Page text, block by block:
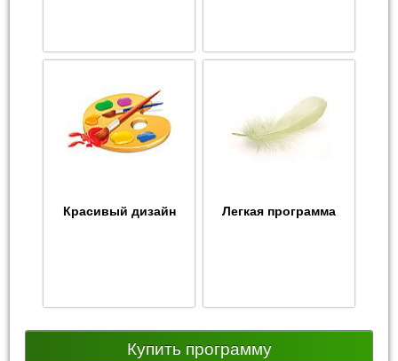
Красивый дизайн Легкая программа
Купить программу